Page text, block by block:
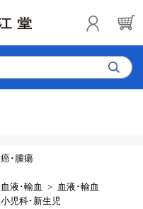
癌･腫瘍
血液･輸血
血液･輸血
小児科･新生児